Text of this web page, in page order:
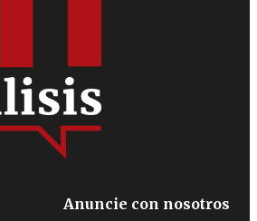
Anuncie con nosotros